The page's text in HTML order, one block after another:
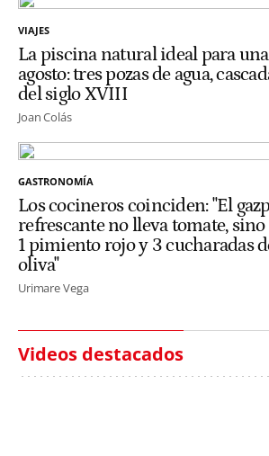
VIAJES
La piscina natural ideal para una
agosto: tres pozas de agua,
del siglo XVIII
Joan Colás
GASTRONOMÍA
Los cocineros coinciden: "El
refrescante no lleva tomate, sino
1 pimiento rojo y 3 cucharadas
oliva"
Urimare Vega
Videos destacados